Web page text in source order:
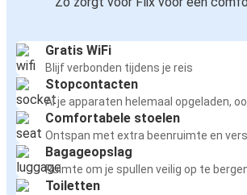
Gratis WiFi
Blijf verbonden tijdens je reis
Stopcontacten
Al je apparaten helemaal opgeladen,
Comfortabele stoelen
Ontspan met extra beenruimte en
Bagageopslag
Ruimte om je spullen veilig op te
Toiletten